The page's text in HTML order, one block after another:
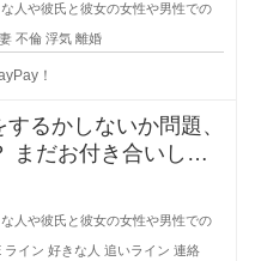
人や彼氏と彼女の女性や男性での
不倫 浮気 離婚
！
るかしないか問題、
人や彼氏と彼女の女性や男性での
ライン 好きな人 追いライン 連絡